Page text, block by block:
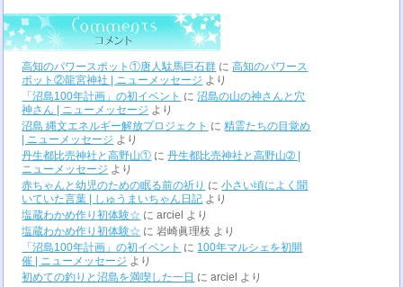
高知のパワースポット①唐人駄馬巨石群 に高知のパワース
ポット②龍宮神社 | ニューメッセージ より
「沼島100年計画」の初イベント に沼島の山の神さんと穴
神さん | ニューメッセージ より
沼島 縄文エネルギー解放プロジェクト に精霊たちの目覚め
| ニューメッセージ より
丹生都比売神社と高野山① に丹生都比売神社と高野山➁ |
ニューメッセージ より
赤ちゃんと幼児のための眠る前の祈り に小さい頃によく聞
いていた言葉 | しゅうまいちゃん日記 より
塩蔵わかめ作り初体験☆ にarciel
より
塩蔵わかめ作り初体験☆ に岩崎眞理枝 より
「沼島100年計画」の初イベント に 100年マルシェを初開
催 | ニューメッセージ より
初めての釣りと沼島を満喫した一日 にarciel
より